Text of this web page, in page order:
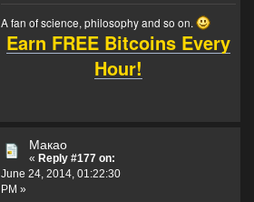
A fan of science, philosophy and so on.
Earn FREE Bitcoins Every
Hour!
Макао
« Reply #177 on:
June 24, 2014, 01:22:30
PM »